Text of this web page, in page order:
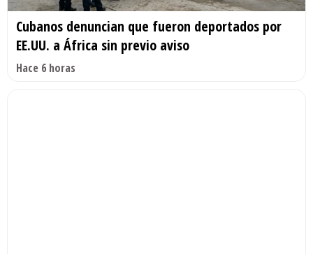
Cubanos denuncian que fueron deportados por
EE.UU. a África sin previo aviso
Hace 6 horas